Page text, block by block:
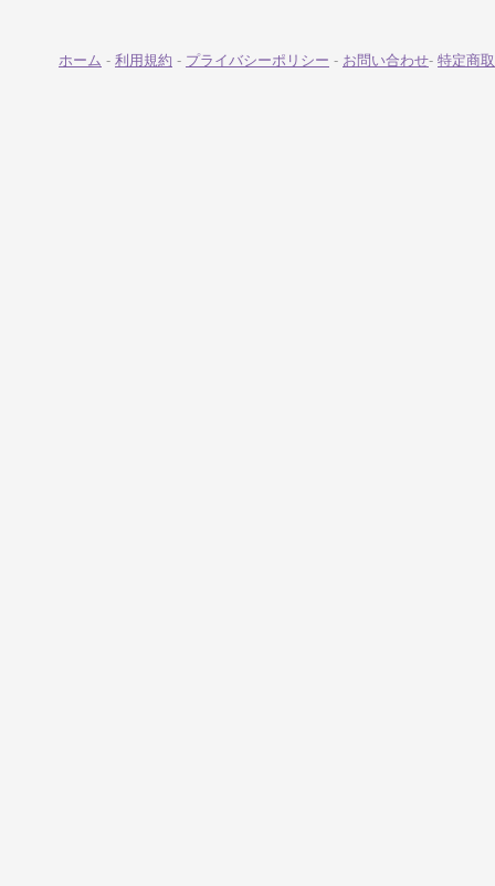
ホーム - 利用規約 - プライバシーポリシー - お問い合わせ- 特定商